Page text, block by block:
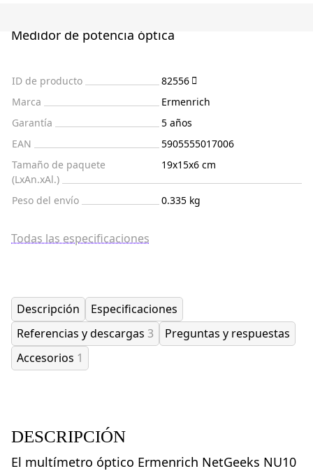
Medidor de potencia óptica
ID de producto
82556
Marca
Ermenrich
Garantía
5 años
EAN
5905555017006
Tamaño de paquete
(LxAn.xAl.)
19x15x6 cm
Peso del envío 0.335 kg
Todas las especificaciones
Descripción
Especificaciones
Referencias y descargas 3
Preguntas y respuestas
Accesorios 1
DESCRIPCIÓN
El multímetro óptico Ermenrich NetGeeks NU10